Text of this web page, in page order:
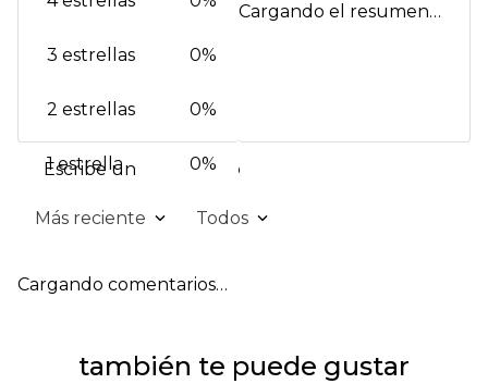
Cargando el resumen…
3 estrellas 0%
2 estrellas 0%
1 estrella 0%
Escribe un comentario
Título
Más reciente Todos
Cargando comentarios…
también te puede gustar